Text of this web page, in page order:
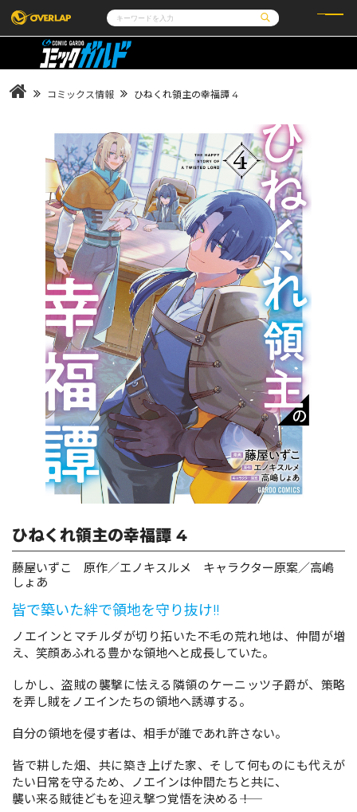
コミック
LiQulle
ライトノベル
ノベルス
ノベルスf
アニメ
オーバーラップ広報室
企業
会社概要
採用情報
アクセス
オーバーラップホールディングス
お問い合わせはこちら
オーバーラップ文庫
オーバーラップノベルス
オーバーラップノベルスf
ロサージュノベルス
コミックガルド
コミッククリエ
リキューレ
コミックパルフェ
コミックエッセイ
閉じる
コミックス情報 ひねくれ領主の幸福譚 4
ひねくれ領主の幸福譚 4
藤屋いずこ 原作／エノキスルメ キャラクター原案／高嶋
しょあ
皆で築いた絆で領地を守り抜け!!
ノエインとマチルダが切り拓いた不毛の荒れ地は、仲間が増
え、笑顔あふれる豊かな領地へと成長していた。
しかし、盗賊の襲撃に怯える隣領のケーニッツ子爵が、策略
を弄し賊をノエインたちの領地へ誘導する。
自分の領地を侵す者は、相手が誰であれ許さない。
皆で耕した畑、共に築き上げた家、そして何ものにも代えが
たい日常を守るため、ノエインは仲間たちと共に、
襲い来る賊徒どもを迎え撃つ覚悟を決める――！